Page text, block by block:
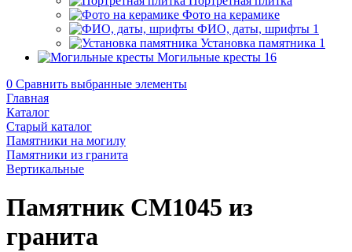
Фото на керамике
ФИО, даты, шрифты 1
Установка памятника 1
Могильные кресты 16
0 Сравнить выбранные элементы
Главная
Каталог
Старый каталог
Памятники на могилу
Памятники из гранита
Вертикальные
Памятник CM1045 из
гранита